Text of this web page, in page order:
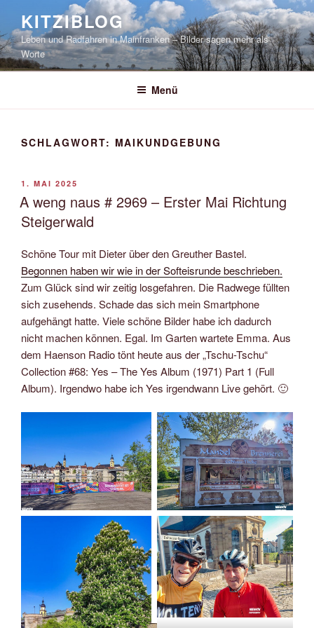
springen
KITZIBLOG
Leben und Radfahren in Mainfranken – Bilder sagen mehr als
Worte
Menü
SCHLAGWORT: MAIKUNDGEBUNG
VERÖFFENTLICHT
AM
1. MAI 2025
A weng naus # 2969 – Erster Mai Richtung
Steigerwald
Schöne Tour mit Dieter über den Greuther Bastel.
Begonnen haben wir wie in der Softeisrunde beschrieben.
Zum Glück sind wir zeitig losgefahren. Die Radwege füllten
sich zusehends. Schade das sich mein Smartphone
aufgehängt hatte. Viele schöne Bilder habe ich dadurch
nicht machen können. Egal. Im Garten wartete Emma. Aus
dem Haenson Radio tönt heute aus der „Tschu-Tschu“
Collection #68: Yes – The Yes Album (1971) Part 1 (Full
Album). Irgendwo habe ich Yes irgendwann Live gehört. 🙂